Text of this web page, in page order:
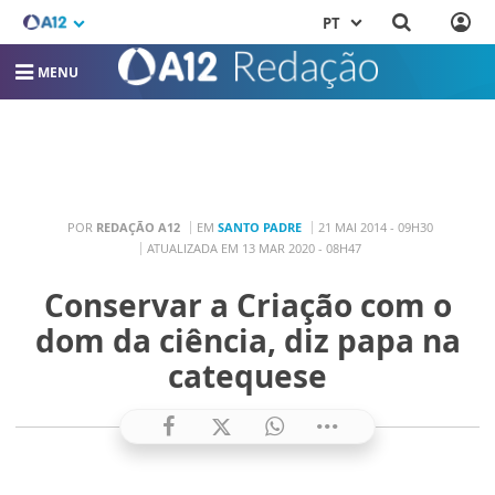
PT
MENU
POR REDAÇÃO A12 EM SANTO PADRE
21 MAI 2014 - 09H30
ATUALIZADA EM 13 MAR 2020 - 08H47
Conservar a Criação com o
dom da ciência, diz papa na
catequese